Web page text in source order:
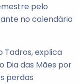
pelo
no calendário
Tadros, explica
Dia das Mães por
perdas